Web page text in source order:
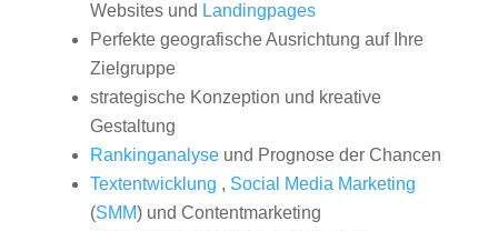
Websites und Landingpages
Perfekte geografische Ausrichtung auf Ihre
Zielgruppe
strategische Konzeption und kreative
Gestaltung
Rankinganalyseund Prognose der Chancen
Textentwicklung , Social Media Marketing
(SMM) und Contentmarketing